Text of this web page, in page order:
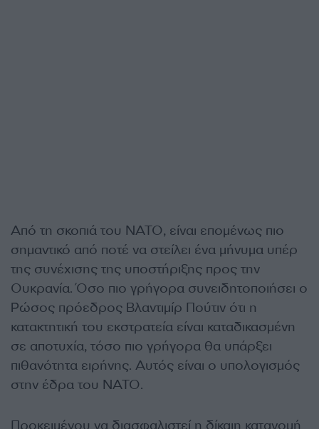
Από τη σκοπιά του ΝΑΤΟ, είναι επομένως πιο
σημαντικό από ποτέ να στείλει ένα μήνυμα υπέρ
της συνέχισης της υποστήριξης προς την
Ουκρανία. Όσο πιο γρήγορα συνειδητοποιήσει ο
Ρώσος πρόεδρος Βλαντιμίρ Πούτιν ότι η
κατακτητική του εκστρατεία είναι καταδικασμένη
σε αποτυχία, τόσο πιο γρήγορα θα υπάρξει
πιθανότητα ειρήνης. Αυτός είναι ο υπολογισμός
στην έδρα του ΝΑΤΟ.
Προκειμένου να διασφαλιστεί η δίκαιη κατανομή